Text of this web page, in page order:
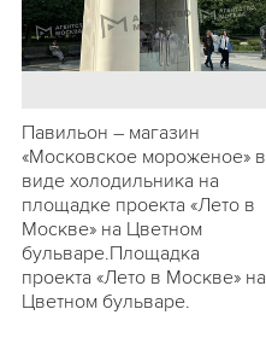
Павильон – магазин
«Московское мороженое» в
виде холодильника на
площадке проекта «Лето в
Москве» на Цветном
бульваре.Площадка
проекта «Лето в Москве» на
Цветном бульваре.